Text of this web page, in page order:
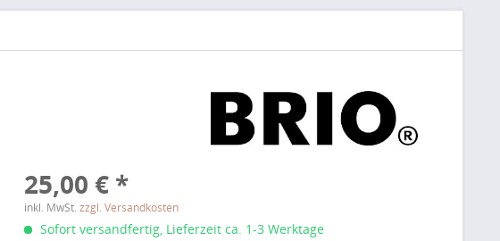
25,00 € *
inkl. MwSt.zzgl. Versandkosten
Sofort versandfertig, Lieferzeit ca. 1-3 Werktage